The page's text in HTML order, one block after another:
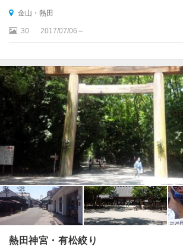
金山・熱田
30 2017/07/06～
熱田神宮・有松絞り